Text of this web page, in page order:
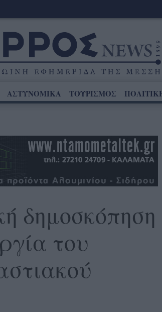
ΑΣΤΥΝΟΜΙΚΑ ΤΟΥΡΙΣΜΟΣ
δημοσκόπηση
του